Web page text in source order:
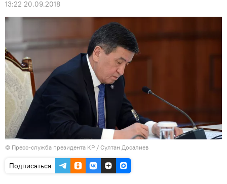
13:22 20.09.2018
© Пресс-служба президента КР / Султан Досалиев
Подписаться